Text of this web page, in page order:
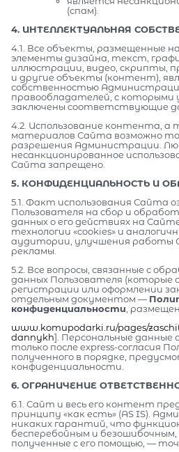
(спам).
4. ИНТЕЛЛЕКТУАЛЬНАЯ
4.1. Все объекты, размещенные
элементы дизайна, текст,
иллюстрации, видео, скрипты,
и другие объекты (контент),
собственностью
правообладателей, с
заключены соответствующие
4.2. Использование контента, а
материалов Сайта возможно
разрешения Администрации.
несанкционированное
Сайта запрещено.
5. КОНФИДЕНЦИАЛЬНОСТЬ И
5.1. Факт использования Сайта
Пользователя на сбор и
данных о его действиях на
технологии «cookies» и
аудитории, улучшения работы
рекламы.
5.2. Все вопросы, связанные с
данных Пользователя (которые
регистрации или оформлении
отдельным документом —
конфиденциальности ,
www.komupodarki.ru/pages/
dannykh]. Персональные
только после express-согласия
полученного в порядке,
конфиденциальности.
6. ОГРАНИЧЕНИЕ
6.1. Сайт и весь его контент
принципу «как есть» (AS IS).
никаких гарантий, что
бесперебойным и
полученные с его помощью, —